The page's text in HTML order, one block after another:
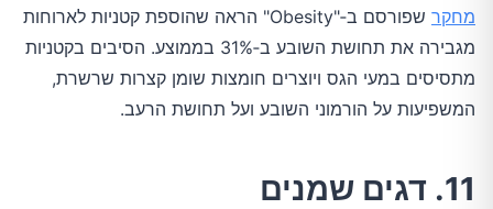
מחקר
שפורסם ב‑"Obesity" הראה שהוספת קטניות לארוחות
מגבירה את תחושת השובע ב‑31% בממוצע. הסיבים בקטניות
מתסיסים במעי הגס ויוצרים חומצות שומן קצרות שרשרת,
המשפיעות על הורמוני השובע ועל תחושת הרעב.
11. דגים שמנים